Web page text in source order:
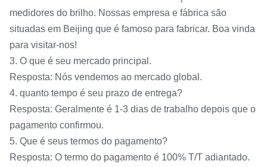
medidores do brilho. Nossas empresa e fábrica são
situadas em Beijing que é famoso para fabricar. Boa vinda
para visitar-nos!
3. O que é seu mercado principal.
Resposta: Nós vendemos ao mercado global.
4. quanto tempo é seu prazo de entrega?
Resposta: Geralmente é 1-3 dias de trabalho depois que o
pagamento confirmou.
5. Que é seus termos do pagamento?
Resposta: O termo do pagamento é 100% T/T adiantado.